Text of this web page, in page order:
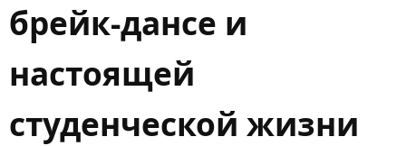
брейк-дансе и
настоящей
студенческой жизни